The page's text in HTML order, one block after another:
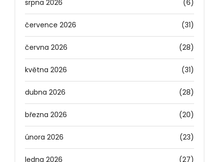
srpna 2026 (6)
července 2026 (31)
června 2026 (28)
května 2026 (31)
dubna 2026 (28)
března 2026 (20)
února 2026 (23)
ledna 2026 (27)